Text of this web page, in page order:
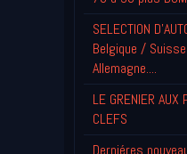
SELECTION
Belgique /
Allemagne....
LE GRENIER
CLEFS
Derniéres